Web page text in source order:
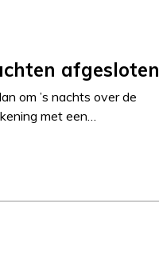
afgesloten
om ’s nachts over de
met een…